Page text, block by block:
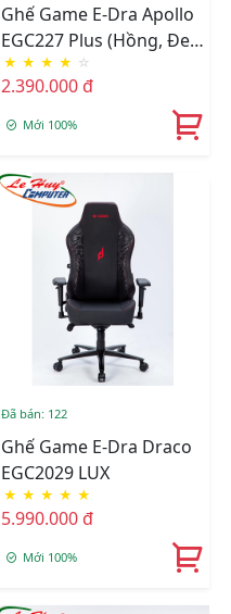
Ghế Game E-Dra Apollo
EGC227 Plus (Hồng, Đen
Đỏ, Đen Trắng,Đen)
★ ★ ★ ★ ☆
2.390.000 đ
Mới 100%
Đã bán: 122
Ghế Game E-Dra Draco
EGC2029 LUX
★ ★ ★ ★ ★
5.990.000 đ
Mới 100%